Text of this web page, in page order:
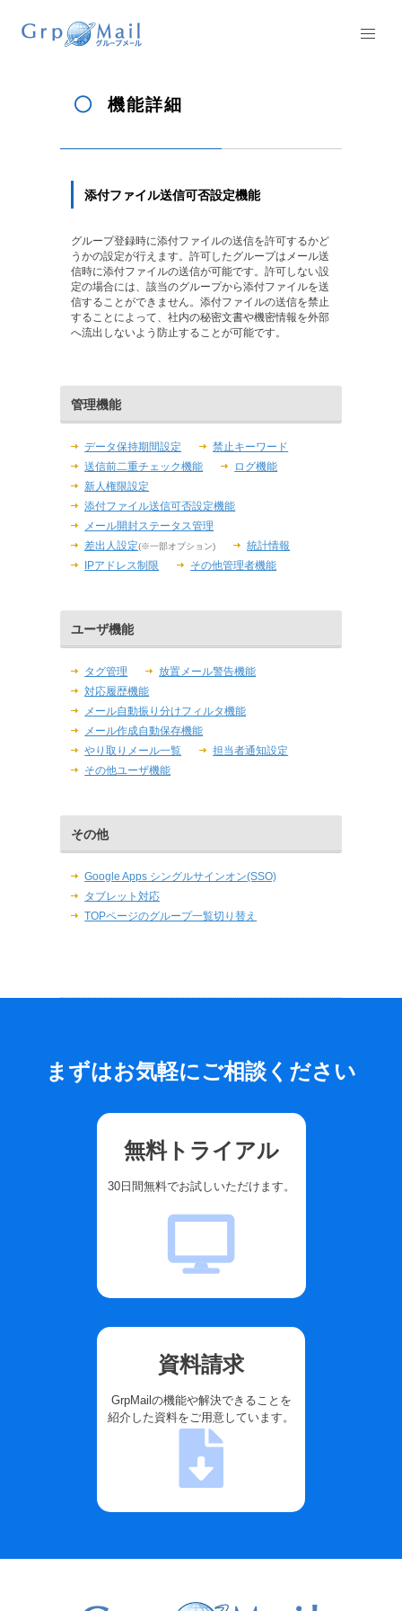
機能詳細
添付ファイル送信可否設定機能
グループ登録時に添付ファイルの送信を許可するかど
うかの設定が行えます。許可したグループはメール送
信時に添付ファイルの送信が可能です。許可しない設
定の場合には、該当のグループから添付ファイルを送
信することができません。添付ファイルの送信を禁止
することによって、社内の秘密文書や機密情報を外部
へ流出しないよう防止することが可能です。
管理機能
データ保持期間設定
禁止キーワード
送信前二重チェック機能
ログ機能
新人権限設定
添付ファイル送信可否設定機能
メール開封ステータス管理
差出人設定(※一部オプション)
統計情報
IPアドレス制限
その他管理者機能
ユーザ機能
タグ管理
放置メール警告機能
対応履歴機能
メール自動振り分けフィルタ機能
メール作成自動保存機能
やり取りメール一覧
担当者通知設定
その他ユーザ機能
その他
Google Apps シングルサインオン(SSO)
タブレット対応
TOPページのグループ一覧切り替え
まずはお気軽にご相談ください
無料トライアル
30日間無料でお試しいただけます。
資料請求
GrpMailの機能や解決できることを
紹介した資料をご用意しています。